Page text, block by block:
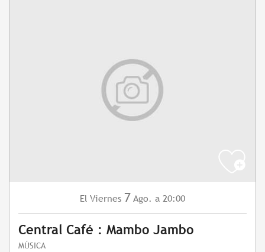
El Viernes 7 Ago. a 20:00
Central Café : Mambo Jambo
MÚSICA